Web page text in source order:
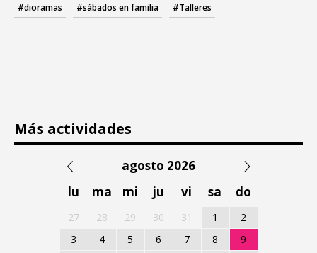
#dioramas #sábados en familia #Talleres
Más actividades
agosto 2026
lu
ma mi ju vi sa do
27 28 29 30 31 1
2
3
4 5 6 7 8
9